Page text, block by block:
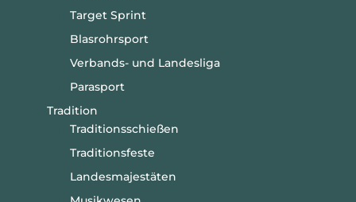
Target Sprint
Blasrohrsport
Verbands- und Landesliga
Parasport
Tradition
Traditionsschießen
Traditionsfeste
Landesmajestäten